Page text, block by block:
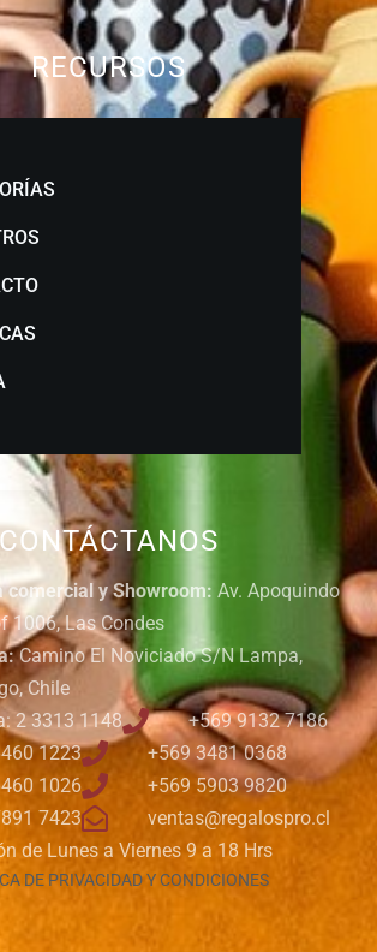
CONTÁCTANOS
comercial y Showroom: Av. Apoquindo
1006, Las Condes
Camino El Noviciado S/N Lampa,
Chile
2 3313 1148
+569 9132 7186
1223
+569 3481 0368
1026
+569 5903 9820
7423
ventas@regalospro.cl
de Lunes a Viernes 9 a 18 Hrs
DE PRIVACIDAD Y CONDICIONES
RECURSOS